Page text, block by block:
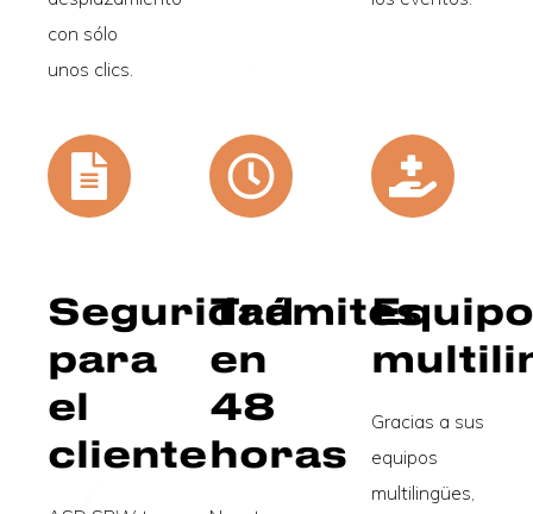
con sólo
unos clics.
Seguridad
para
el
cliente
Trámites
en
48
horas
Gracias a sus
equipos
multilingües,